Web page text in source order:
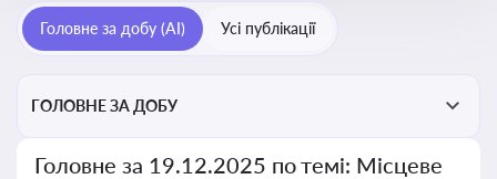
Головне за добу (AI) Усі публікації
ГОЛОВНЕ ЗА ДОБУ
Головне за 19.12.2025 по темі: Місцеве